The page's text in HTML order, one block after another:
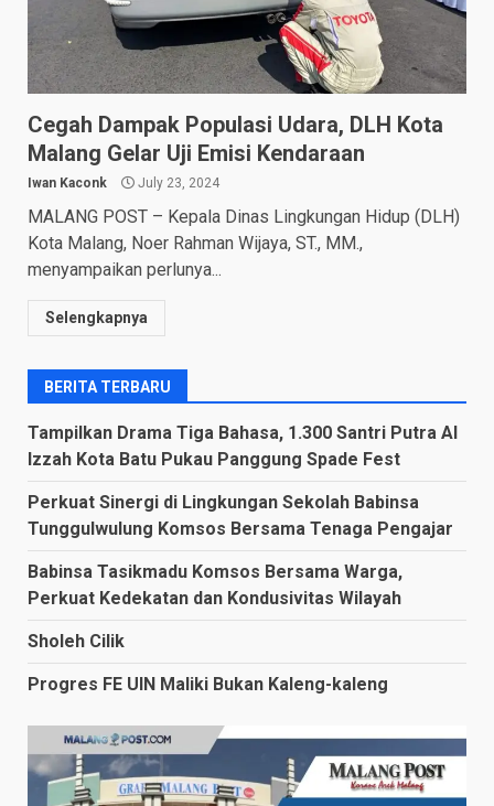
Cegah Dampak Populasi Udara, DLH Kota
Malang Gelar Uji Emisi Kendaraan
Iwan Kaconk July 23, 2024
MALANG POST – Kepala Dinas Lingkungan Hidup (DLH)
Kota Malang, Noer Rahman Wijaya, ST., MM.,
menyampaikan perlunya...
Selengkapnya
BERITA TERBARU
Tampilkan Drama Tiga Bahasa, 1.300 Santri Putra Al
Izzah Kota Batu Pukau Panggung Spade Fest
Perkuat Sinergi di Lingkungan Sekolah Babinsa
Tunggulwulung Komsos Bersama Tenaga Pengajar
Babinsa Tasikmadu Komsos Bersama Warga,
Perkuat Kedekatan dan Kondusivitas Wilayah
Sholeh Cilik
Progres FE UIN Maliki Bukan Kaleng-kaleng